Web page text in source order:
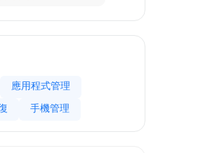
應用程式管理
手機管理